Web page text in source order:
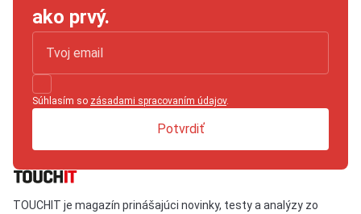
ako prvý.
Súhlasím so zásadami spracovaním údajov.
Potvrdiť
TOUCHIT je magazín prinášajúci novinky, testy a analýzy zo